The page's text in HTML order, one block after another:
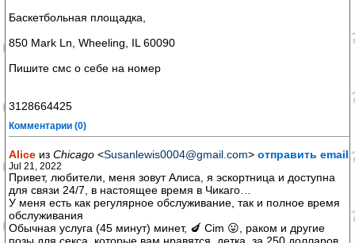
Баскетбольная площадка,
850 Mark Ln, Wheeling, IL 60090
Пишите смс о себе на номер
3128664425
Комментарии (0)
Alice из Chicago <Susanlewis0004@gmail.com> отправить email
Jul 21, 2022
Привет, любители, меня зовут Алиса, я эскортница и доступна
для связи 24/7, в настоящее время в Чикаго…
У меня есть как регулярное обслуживание, так и полное время
обслуживания
Обычная услуга (45 минут) минет, 🍆 Cim 😛, раком и другие